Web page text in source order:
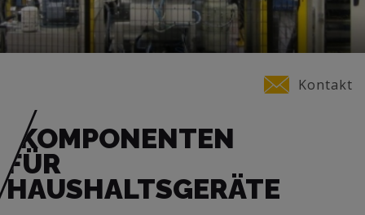
Kontakt
KOMPONENTEN
FÜR
HAUSHALTSGERÄTE